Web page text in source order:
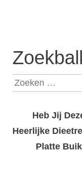
Zoeken
Heb Jij
Heerlijke
Platte